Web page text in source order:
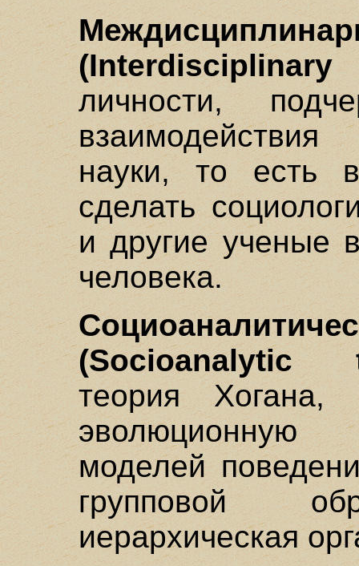
(Interdisciplinary
личности,
науки, то есть
сделать
и другие ученые
человека.
(Socioanalytic
теория Хогана,
эволюционную
моделей
групповой
иерархическая